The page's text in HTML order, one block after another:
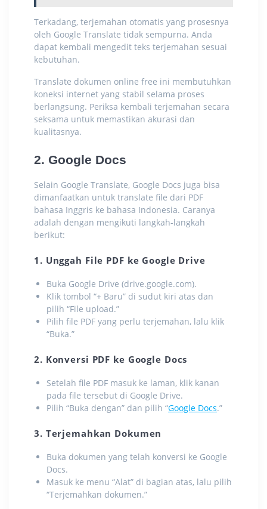
Terkadang, terjemahan otomatis yang prosesnya
oleh Google Translate tidak sempurna. Anda
dapat kembali mengedit teks terjemahan sesuai
kebutuhan.
Translate dokumen online free ini membutuhkan
koneksi internet yang stabil selama proses
berlangsung. Periksa kembali terjemahan secara
seksama untuk memastikan akurasi dan
kualitasnya.
2. Google Docs
Selain Google Translate, Google Docs juga bisa
dimanfaatkan untuk translate file dari PDF
bahasa Inggris ke bahasa Indonesia. Caranya
adalah dengan mengikuti langkah-langkah
berikut:
1. Unggah File PDF ke Google Drive
Buka Google Drive (drive.google.com).
Klik tombol “+ Baru” di sudut kiri atas dan
pilih “File upload.”
Pilih file PDF yang perlu terjemahan, lalu klik
“Buka.”
2. Konversi PDF ke Google Docs
Setelah file PDF masuk ke laman, klik kanan
pada file tersebut di Google Drive.
Pilih “Buka dengan” dan pilih “Google Docs.”
3. Terjemahkan Dokumen
Buka dokumen yang telah konversi ke Google
Docs.
Masuk ke menu “Alat” di bagian atas, lalu pilih
“Terjemahkan dokumen.”